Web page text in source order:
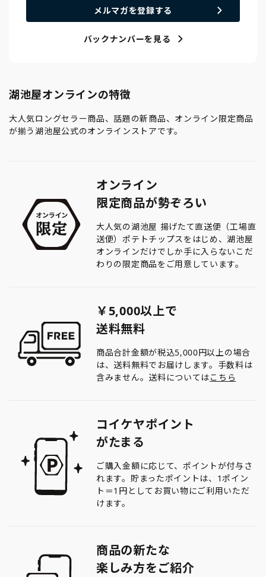
メルマガを登録する
バックナンバーを見る
湖池屋オンラインの特徴
大人気ロングセラー商品、話題の新商品、オンライン限定商品
が揃う湖池屋公式のオンラインストアです。
オンライン
限定商品が勢ぞろい
大人気の湖池屋 揚げたて直送便（工場直
送便）ポテトチップスをはじめ、湖池屋
オンラインだけでしか手に入らないこだ
わりの限定商品をご用意しています。
￥5,000以上で
送料無料
商品合計金額が税込5,000円以上の場合
は、送料無料でお届けします。手数料は
含みません。送料についてはこちら
コイケヤポイント
がたまる
ご購入金額に応じて、ポイントが付与さ
れます。貯まったポイントは、1ポイン
ト＝1円としてお買い物にご利用いただ
けます。
商品の新たな
楽しみ方をご紹介